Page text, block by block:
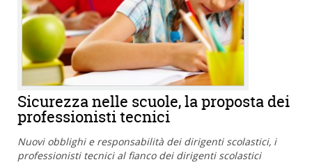
Sicurezza nelle scuole, la proposta dei
professionisti tecnici
Nuovi obblighi e responsabilità dei dirigenti scolastici, i
professionisti tecnici al fianco dei dirigenti scolastici